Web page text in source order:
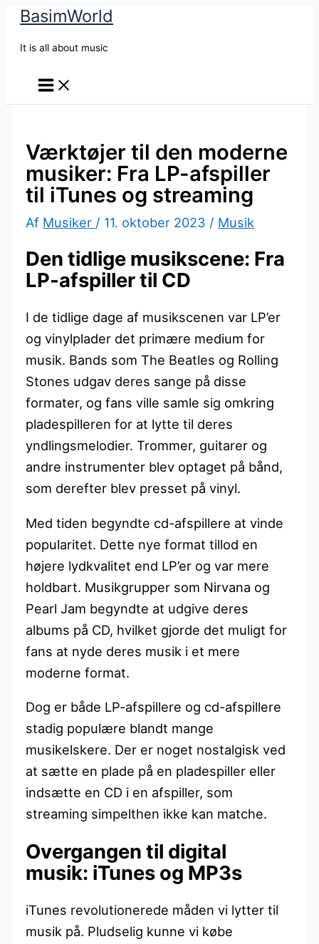
BasimWorld
It is all about music
Værktøjer til den moderne
musiker: Fra LP-afspiller
til iTunes og streaming
Af Musiker / 11. oktober 2023 / Musik
Den tidlige musikscene: Fra
LP-afspiller til CD
I de tidlige dage af musikscenen var LP’er
og vinylplader det primære medium for
musik. Bands som The Beatles og Rolling
Stones udgav deres sange på disse
formater, og fans ville samle sig omkring
pladespilleren for at lytte til deres
yndlingsmelodier. Trommer, guitarer og
andre instrumenter blev optaget på bånd,
som derefter blev presset på vinyl.
Med tiden begyndte cd-afspillere at vinde
popularitet. Dette nye format tillod en
højere lydkvalitet end LP’er og var mere
holdbart. Musikgrupper som Nirvana og
Pearl Jam begyndte at udgive deres
albums på CD, hvilket gjorde det muligt for
fans at nyde deres musik i et mere
moderne format.
Dog er både LP-afspillere og cd-afspillere
stadig populære blandt mange
musikelskere. Der er noget nostalgisk ved
at sætte en plade på en pladespiller eller
indsætte en CD i en afspiller, som
streaming simpelthen ikke kan matche.
Overgangen til digital
musik: iTunes og MP3s
iTunes revolutionerede måden vi lytter til
musik på. Pludselig kunne vi købe